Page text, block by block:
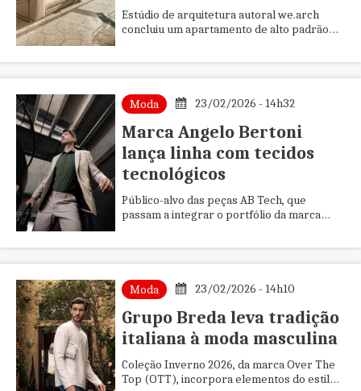
Estúdio de arquitetura autoral we.arch
concluiu um apartamento de alto padrão
Moda 23/02/2026 - 14h32
Marca Angelo Bertoni
lança linha com tecidos
tecnológicos
Público-alvo das peças AB Tech, que
passam a integrar o portfólio da marca
Moda 23/02/2026 - 14h10
Grupo Breda leva tradição
italiana à moda masculina
Coleção Inverno 2026, da marca Over The
Top (OTT), incorpora elementos do estilo